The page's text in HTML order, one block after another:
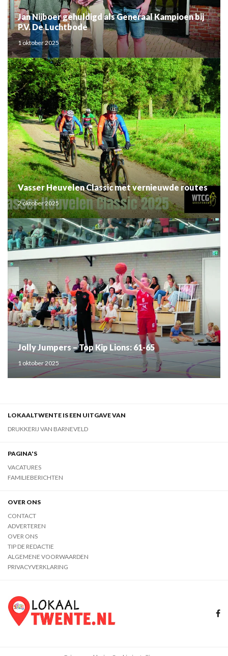
Jan Nijboer gehuldigd als Generaal Kampioen bij
P.V. De Luchtbode
1 oktober 2025
Vasser Heuvelen Classic met vernieuwde routes
2 oktober 2025
Jolly Jumpers – Top Kip Lions: 61-65
1 oktober 2025
LOKAALTWENTE IS EEN UITGAVE VAN
DRUKKERIJ VAN BARNEVELD
PAGINA'S
VACATURES
FAMILIEBERICHTEN
OVER ONS
CONTACT
ADVERTEREN
OVER ONS
TIP DE REDACTIE
ALGEMENE VOORWAARDEN
PRIVACYVERKLARING